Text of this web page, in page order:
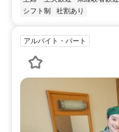
シフト制
社割あり
アルバイト・パート